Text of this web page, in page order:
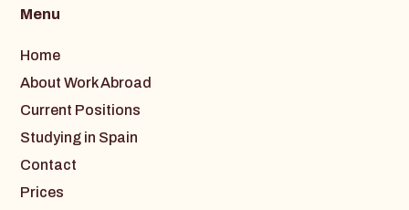
Menu
Home
About Work Abroad
Current Positions
Studying in Spain
Contact
Prices